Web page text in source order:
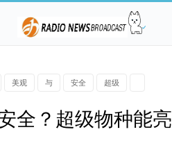
美观 与 安全 超级
全？超级物种能亮